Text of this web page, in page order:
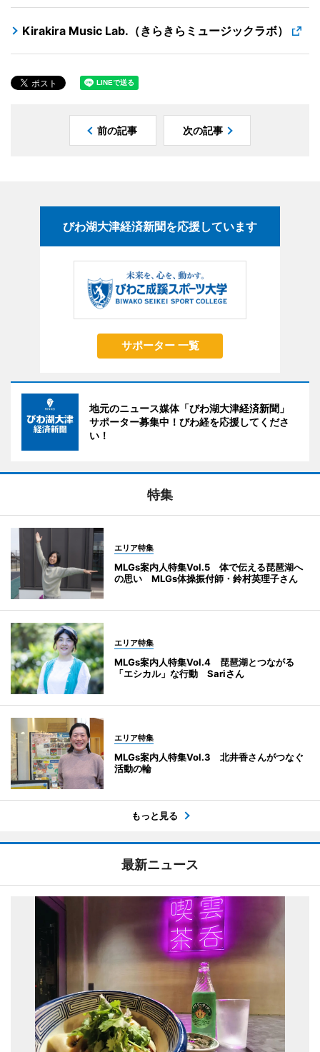
Kirakira Music Lab.（きらきらミュージックラボ）
前の記事 次の記事
びわ湖大津経済新聞を応援しています
サポーター 一覧
地元のニュース媒体「びわ湖大津経済新聞」
サポーター募集中！びわ経を応援してくださ
い！
特集
エリア特集
MLGs案内人特集Vol.5 体で伝える琵琶湖へ
の思い MLGs体操振付師・鈴村英理子さん
エリア特集
MLGs案内人特集Vol.4 琵琶湖とつながる
「エシカル」な行動 Sariさん
エリア特集
MLGs案内人特集Vol.3 北井香さんがつなぐ
活動の輪
もっと見る
最新ニュース